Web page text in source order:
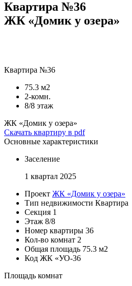
Квартира №36
ЖК «Домик у озера»
Квартира №36
75.3 м2
2-комн.
8/8 этаж
ЖК «Домик у озера»
Скачать квартиру в pdf
Основные характеристики
Заселение
1 квартал 2025
Проект ЖК «Домик у озера»
Тип недвижимости Квартира
Секция 1
Этаж 8/8
Номер квартиры 36
Кол-во комнат 2
Общая площадь 75.3 м2
Код ЖК «УО-36
Площадь комнат